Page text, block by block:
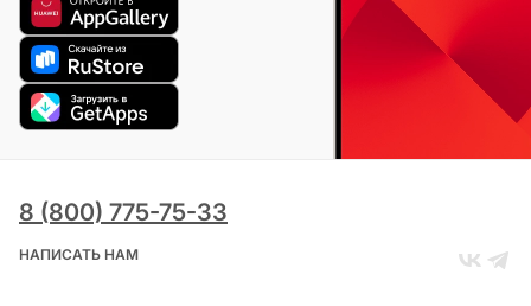
8 (800) 775-75-33
НАПИСАТЬ НАМ